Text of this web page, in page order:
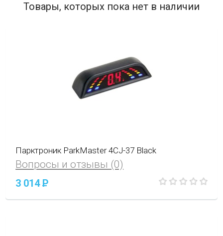
Товары, которых пока нет в наличии
Парктроник ParkMaster 4CJ-37 Black
Вопросы и отзывы (0)
3 014P